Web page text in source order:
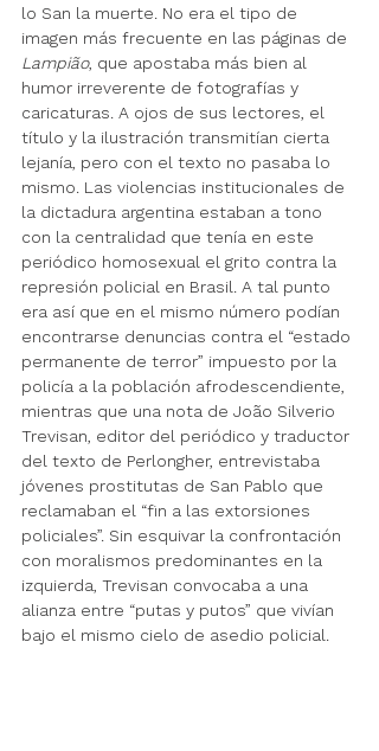
lo San la muerte. No era el tipo de
imagen más frecuente en las páginas de
Lampião, que apostaba más bien al
humor irreverente de fotografías y
caricaturas. A ojos de sus lectores, el
título y la ilustración transmitían cierta
lejanía, pero con el texto no pasaba lo
mismo. Las violencias institucionales de
la dictadura argentina estaban a tono
con la centralidad que tenía en este
periódico homosexual el grito contra la
represión policial en Brasil. A tal punto
era así que en el mismo número podían
encontrarse denuncias contra el “estado
permanente de terror” impuesto por la
policía a la población afrodescendiente,
mientras que una nota de João Silverio
Trevisan, editor del periódico y traductor
del texto de Perlongher, entrevistaba
jóvenes prostitutas de San Pablo que
reclamaban el “fin a las extorsiones
policiales”. Sin esquivar la confrontación
con moralismos predominantes en la
izquierda, Trevisan convocaba a una
alianza entre “putas y putos” que vivían
bajo el mismo cielo de asedio policial.